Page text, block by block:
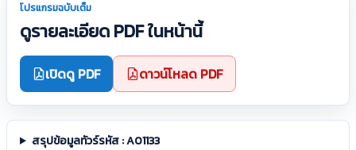
โปรแกรมฉบับเต็ม
ดูรายละเอียด PDF ในหน้านี้
เปิดดู PDF ดาวน์โหลด PDF
สรุปข้อมูลทัวร์รหัส : A01133